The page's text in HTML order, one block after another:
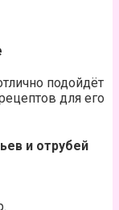
подойдёт
для его
и отрубей